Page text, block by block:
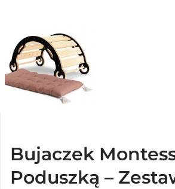
Bujaczek
Poduszką –